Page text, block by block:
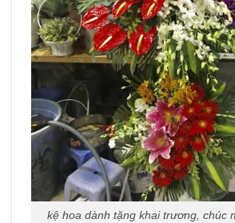
kệ hoa dành tặng khai trương, chúc